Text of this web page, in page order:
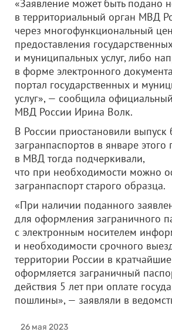
«Заявление может быть подано
в территориальный орган МВД
через многофункциональный
предоставления
и муниципальных услуг, либо
в форме электронного
портал государственных и
услуг», — сообщила
МВД России Ирина Волк.
В России приостановили выпуск
загранпаспортов в январе этого
в МВД тогда подчеркивали,
что при необходимости можно
загранпаспорт старого образца.
«При наличии поданного
для оформления заграничного
с электронным носителем
и необходимости срочного
территории России в
оформляется заграничный
действия 5 лет при оплате
пошлины», — заявляли в
26 мая 2023